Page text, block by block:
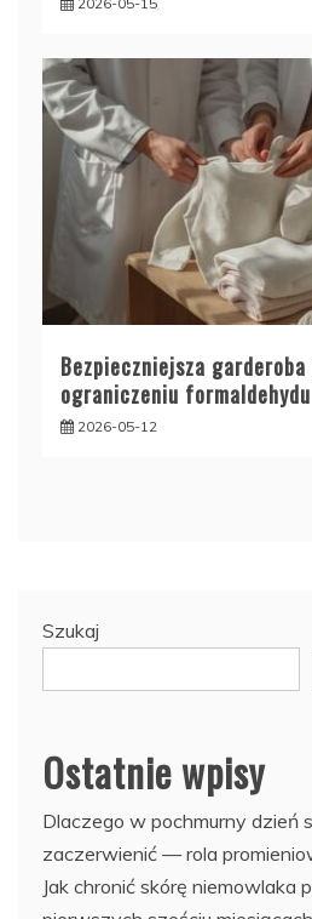
Bezpieczniejsza
ograniczeniu formaldehydu
2026-05-12
Szukaj
Ostatnie wpisy
Dlaczego w pochmurny dzień
zaczerwienić — rola
Jak chronić skórę niemowlaka